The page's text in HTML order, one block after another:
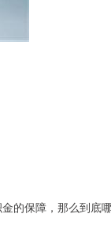
的保障，那么到底